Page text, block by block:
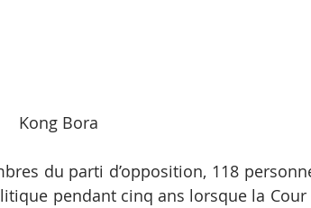
Kong Bora
du parti d’opposition, 118
pendant cinq ans lorsque la Cour